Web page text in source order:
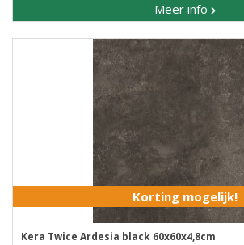
Meer info
Korting mogelijk!
Kera Twice Ardesia black 60x60x4,8cm